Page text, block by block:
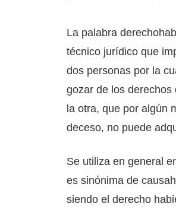
La palabra
técnico jurídico que
dos personas por la
gozar de los
la otra, que por algún
deceso, no puede
Se utiliza en general
es sinónima de
siendo el derecho